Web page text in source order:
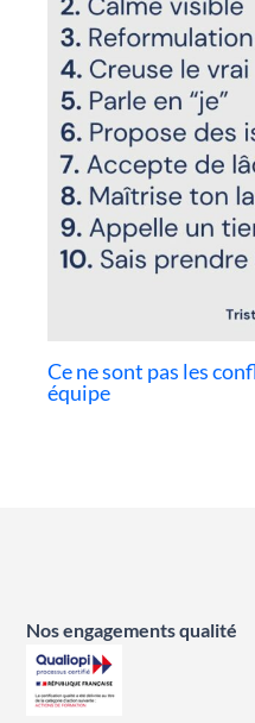
Ce ne sont pas les
équipe
Nos engagements qualité